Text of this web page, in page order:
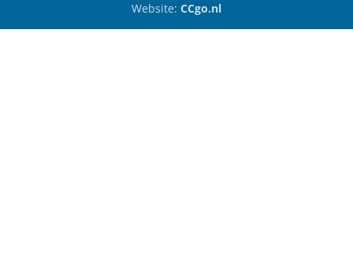
Website: CCgo.nl